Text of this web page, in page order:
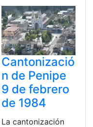
Cantonizació
n de Penipe
9 de febrero
de 1984
La cantonización